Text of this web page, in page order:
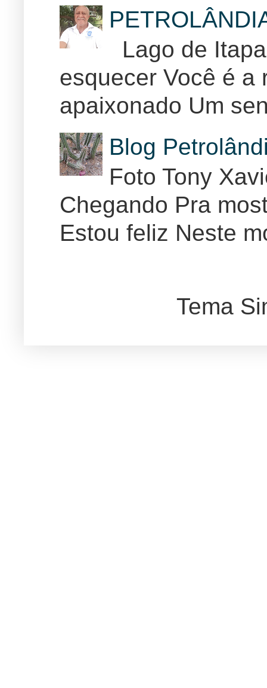
Lago de
esquecer Você é a
apaixonado Um
Blog
Foto Tony
Chegando Pra
Estou feliz Neste
Tema